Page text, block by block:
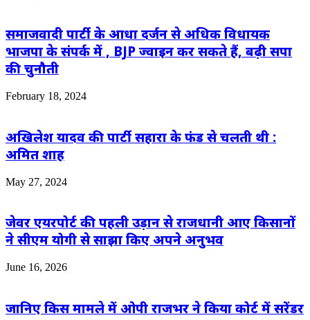
समाजवादी पार्टी के आधा दर्जन से अधिक विधायक
भाजपा के संपर्क में , BJP ज्वाइन कर सकते हैं, बढ़ी सपा
की चुनौती
February 18, 2024
अखिलेश यादव की पार्टी सहारा के फंड से चलती थी :
अमित शाह
May 27, 2024
जेवर एयरपोर्ट की पहली उड़ान से राजधानी आए किसानों
ने सीएम योगी से साझा किए अपने अनुभव
June 16, 2026
जानिए किस मामले में ओपी राजभर ने किया कोर्ट में सरेंडर